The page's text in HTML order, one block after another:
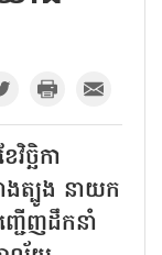
ច្ឆិកា
ងត្បូង នាយក
ើញដឹកនាំ